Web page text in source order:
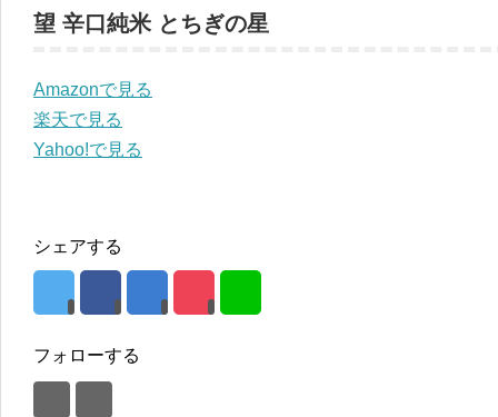
望 辛口純米 とちぎの星
Amazonで見る
楽天で見る
Yahoo!で見る
シェアする
フォローする